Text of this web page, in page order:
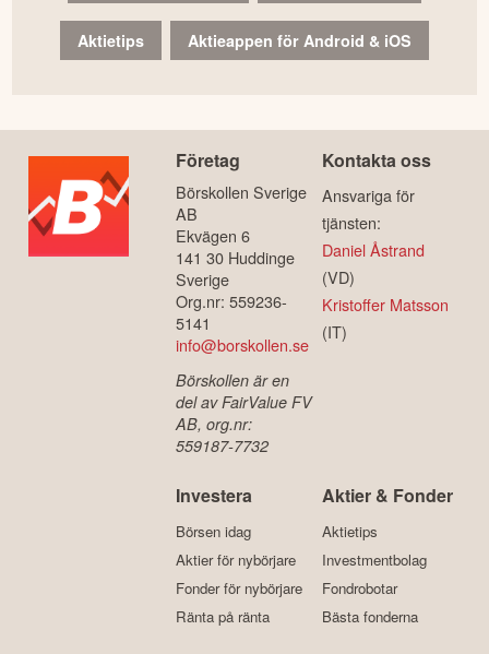
Aktietips Aktieappen för Android & iOS
Företag
Börskollen Sverige
AB
Ekvägen 6
141 30 Huddinge
Sverige
Org.nr: 559236-
5141
info@borskollen.se
Börskollen är en
del av FairValue FV
AB, org.nr:
559187-7732
Kontakta oss
Ansvariga för
tjänsten:
Daniel Åstrand
(VD)
Kristoffer Matsson
(IT)
Investera
Börsen idag
Aktier för nybörjare
Fonder för nybörjare
Ränta på ränta
Aktier & Fonder
Aktietips
Investmentbolag
Fondrobotar
Bästa fonderna